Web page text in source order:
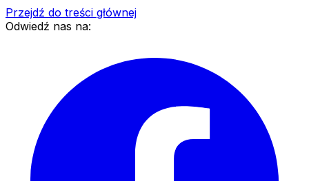
Przejdź do treści głównej
Odwiedź nas na: